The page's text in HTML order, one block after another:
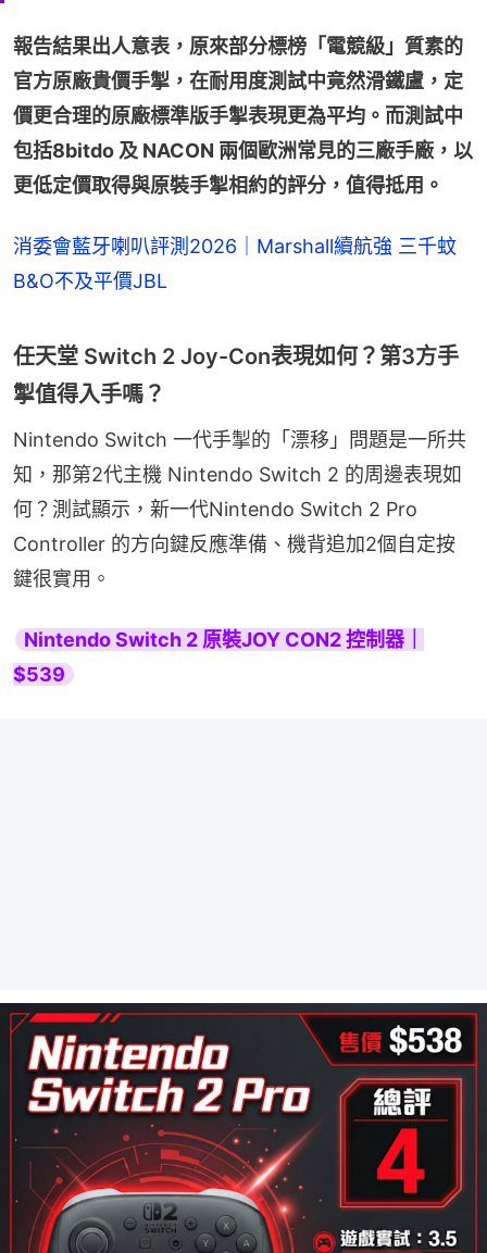
報告結果出人意表，原來部分標榜「電競級」質素的
官方原廠貴價手掣，在耐用度測試中竟然滑鐵盧，定
價更合理的原廠標準版手掣表現更為平均。而測試中
包括8bitdo 及 NACON 兩個歐洲常見的三廠手廠，以
更低定價取得與原裝手掣相約的評分，值得抵用。
消委會藍牙喇叭評測2026｜Marshall續航強 三千蚊
B&O不及平價JBL
任天堂 Switch 2 Joy-Con表現如何？第3方手
掣值得入手嗎？
Nintendo Switch 一代手掣的「漂移」問題是一所共
知，那第2代主機 Nintendo Switch 2 的周邊表現如
何？測試顯示，新一代Nintendo Switch 2 Pro
Controller 的方向鍵反應準備、機背追加2個自定按
鍵很實用。
Nintendo Switch 2 原裝JOY CON2 控制器｜
$539